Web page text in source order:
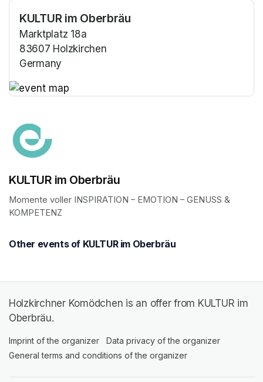
KULTUR im Oberbräu
Marktplatz 18a
83607 Holzkirchen
Germany
KULTUR im Oberbräu
Momente voller INSPIRATION – EMOTION – GENUSS &
KOMPETENZ
Other events of KULTUR im Oberbräu
Holzkirchner Komödchen is an offer from KULTUR im
Oberbräu.
Imprint of the organizer (opens in a new tab)
Data privacy of the organizer
General terms and conditions of the organizer